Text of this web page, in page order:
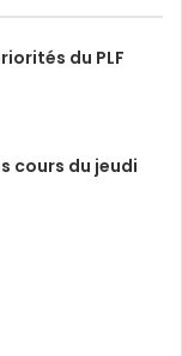
du PLF
cours du jeudi